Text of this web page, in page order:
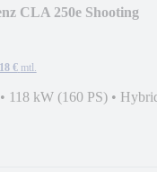
CLA 250e Shooting
€ mtl.
• 118 kW (160 PS) •